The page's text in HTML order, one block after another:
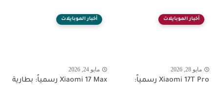
أخبار الموبايلات
مايو 28, 2026
Xiaomi 17T Pro رسمياً:
أخبار الموبايلات
مايو 24, 2026
Xiaomi 17 Max رسمياً: بطارية